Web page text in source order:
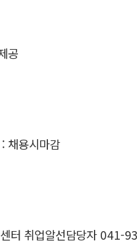
공
채용시마감
터 취업알선담당자 041-